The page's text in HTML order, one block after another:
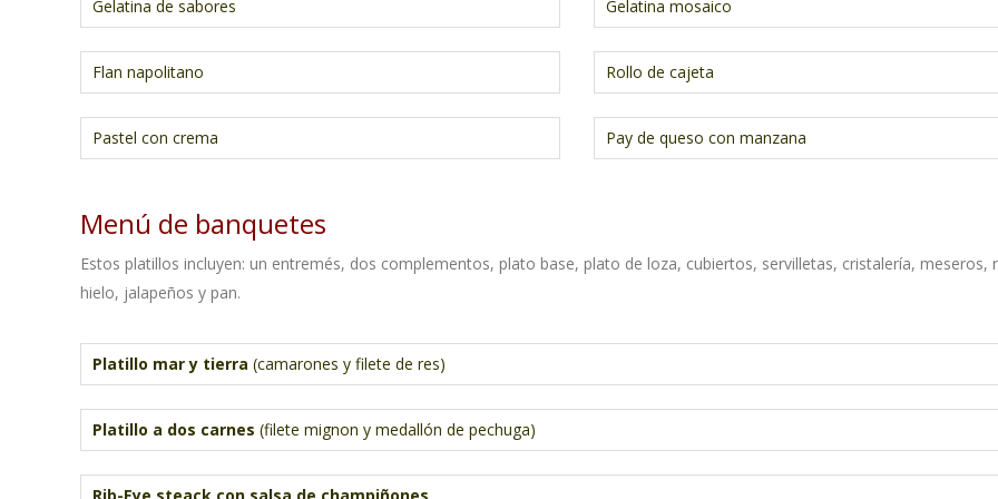
Gelatina de sabores
Flan napolitano
Pastel con crema
Gelatina mosaico
Rollo de cajeta
Pay de queso con manzana
Menú de banquetes
Estos platillos incluyen: un entremés, dos complementos, plato base, plato de loza, cubiertos, servilletas, cristalería, meseros,
hielo, jalapeños y pan.
Platillo mar y tierra (camarones y filete de res)
Platillo a dos carnes (filete mignon y medallón de pechuga)